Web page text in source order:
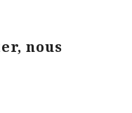
nous